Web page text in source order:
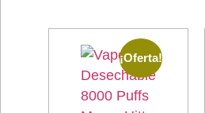
¡Oferta!